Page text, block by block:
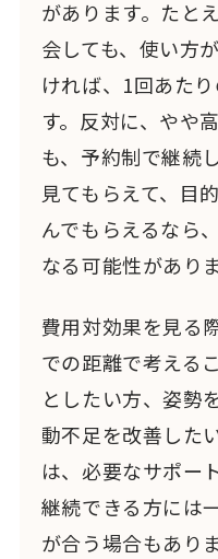
があります。たと
会しても、使い方
ければ、1回あた
す。反対に、やや
も、予約制で継続
見てもらえて、目
んでもらえるなら
なる可能性がありま
費用対効果を見る
での距離で考える
としたい方、姿勢
動不足を改善した
は、必要なサポー
継続できる方には
が合う場合もあり